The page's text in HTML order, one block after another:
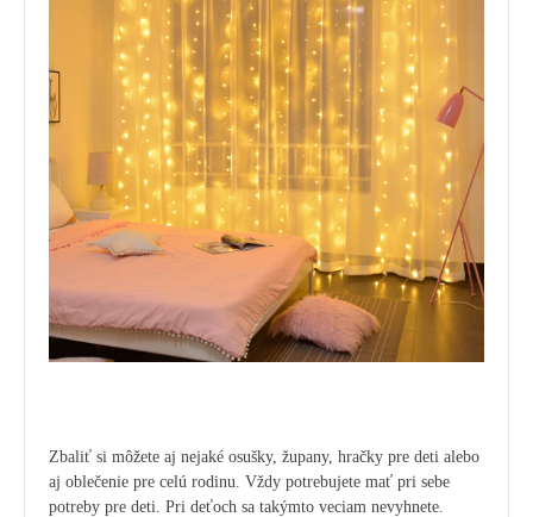
Zbaliť si môžete aj nejaké osušky, župany, hračky pre deti alebo
aj oblečenie pre celú rodinu. Vždy potrebujete mať pri sebe
potreby pre deti. Pri deťoch sa takýmto veciam nevyhnete.